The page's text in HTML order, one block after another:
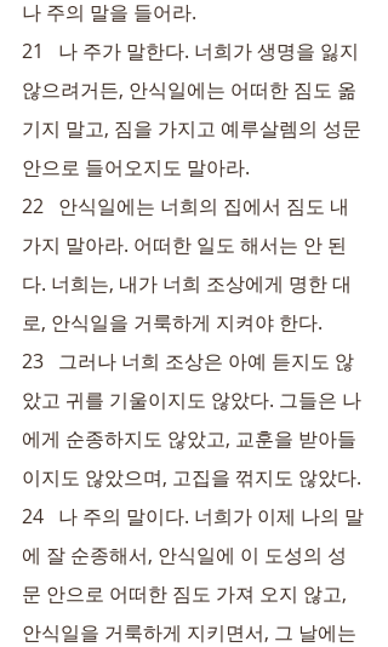
나 주의 말을 들어라.
21   나 주가 말한다. 너희가 생명을 잃지
않으려거든, 안식일에는 어떠한 짐도 옮
기지 말고, 짐을 가지고 예루살렘의 성문
안으로 들어오지도 말아라.
22   안식일에는 너희의 집에서 짐도 내
가지 말아라. 어떠한 일도 해서는 안 된
다. 너희는, 내가 너희 조상에게 명한 대
로, 안식일을 거룩하게 지켜야 한다.
23   그러나 너희 조상은 아예 듣지도 않
았고 귀를 기울이지도 않았다. 그들은 나
에게 순종하지도 않았고, 교훈을 받아들
이지도 않았으며, 고집을 꺾지도 않았다.
24   나 주의 말이다. 너희가 이제 나의 말
에 잘 순종해서, 안식일에 이 도성의 성
문 안으로 어떠한 짐도 가져 오지 않고,
안식일을 거룩하게 지키면서, 그 날에는